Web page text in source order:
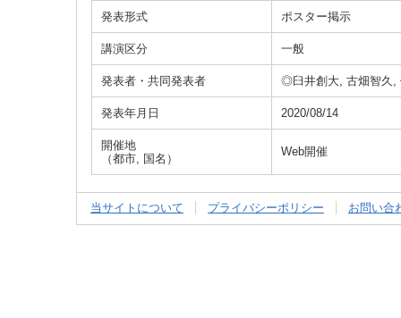
発表形式 ポスター掲示
講演区分 一般
発表者・共同発表者 ◎臼井創大, 古畑智久,
発表年月日 2020/08/14
開催地
（都市, 国名）
Web開催
当サイトについて プライバシーポリシー お問い合